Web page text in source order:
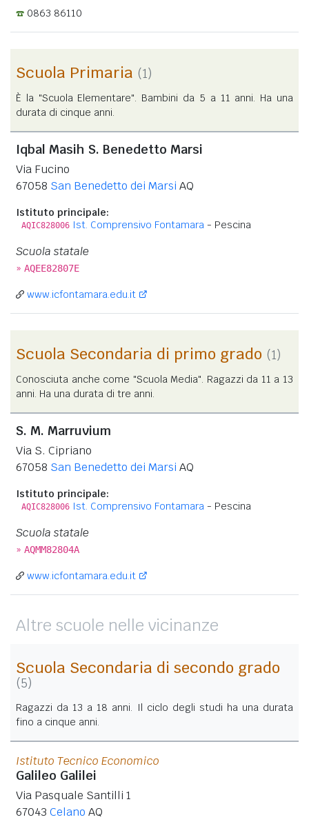
0863 86110
Scuola Primaria (1)
È la "Scuola Elementare". Bambini da 5 a 11 anni. Ha una
durata di cinque anni.
Iqbal Masih S. Benedetto Marsi
Via Fucino
67058 San Benedetto dei Marsi AQ
Istituto principale:
AQIC828006 Ist. Comprensivo Fontamara - Pescina
Scuola statale
» AQEE82807E
www.icfontamara.edu.it
Scuola Secondaria di primo grado (1)
Conosciuta anche come "Scuola Media". Ragazzi da 11 a 13
anni. Ha una durata di tre anni.
S. M. Marruvium
Via S. Cipriano
67058 San Benedetto dei Marsi AQ
Istituto principale:
AQIC828006 Ist. Comprensivo Fontamara - Pescina
Scuola statale
» AQMM82804A
www.icfontamara.edu.it
Altre scuole nelle vicinanze
Scuola Secondaria di secondo grado
(5)
Ragazzi da 13 a 18 anni. Il ciclo degli studi ha una durata
fino a cinque anni.
Istituto Tecnico Economico
Galileo Galilei
Via Pasquale Santilli 1
67043 Celano AQ